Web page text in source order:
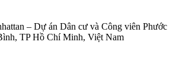
– Dự án Dân cư và Công viên Phước
TP Hồ Chí Minh, Việt Nam